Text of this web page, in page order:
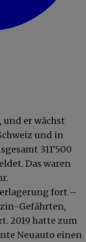
er wächst
und in
311’500
Das waren
fort –
Gefährten,
2019 hatte zum
Neuauto einen